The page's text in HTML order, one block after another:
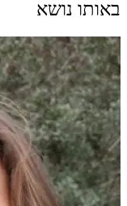
באותו נושא